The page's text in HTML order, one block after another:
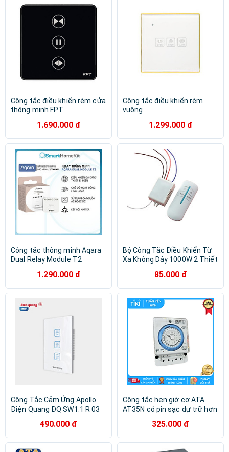
Công tắc điều khiển rèm cửa
thông minh FPT
1.690.000 đ
Công tắc điều khiển rèm
vuông
1.299.000 đ
Công tắc thông minh Aqara
Dual Relay Module T2
line đèn Bản Quốc Tế
1.290.000 đ
Bộ Công Tắc Điều Khiển Từ
Xa Không Dây 1000W 2 Thiết
85.000 đ
Công Tắc Cảm Ứng Apollo
Điện Quang ĐQ SW1.1 R 03
kênh điều khiển ON/OFF
490.000 đ
Công tắc hẹn giờ cơ ATA
AT35N có pin sạc dự trữ hơn
325.000 đ